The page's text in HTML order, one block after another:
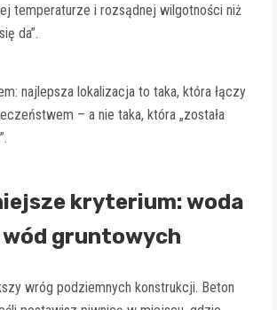
temperaturze i rozsądnej wilgotności niż
da”.
najlepsza lokalizacja to taka, która łączy
– a nie taka, która „została
kryterium: woda
wód gruntowych
wróg podziemnych konstrukcji. Beton